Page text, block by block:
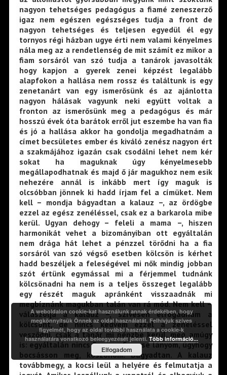
nagyon tehetséges pedagógus a fiamé zeneszerző
igaz nem egészen egészséges tudja a front de
nagyon tehetséges és teljesen egyedül él egy
tornyos régi házban ugye érti nem valami kényelmes
nála meg az a rendetlenség de mit számít ez mikor a
fiam sorsáról van szó tudja a tanárok javasolták
hogy kapjon a gyerek zenei képzést legalább
alapfokon a hallása nem rossz és találtunk is egy
zenetanárt van egy ismerősünk és az ajánlotta
nagyon hálásak vagyunk neki együtt voltak a
fronton az ismerősünk meg a pedagógus és már
hosszú évek óta barátok erről jut eszembe ha van fia
és jó a hallása akkor ha gondolja megadhatnám a
címet becsületes ember és kiváló zenész nagyon ért
a szakmájához igazán csak csodálni lehet nem kér
sokat ha maguknak úgy kényelmesebb
megállapodhatnak és majd ő jár magukhoz nem esik
nehezére annál is inkább mert így maguk is
olcsóbban jönnek ki hadd írjam fel a címüket. Nem
kell – mondja bágyadtan a kalauz –, az ördögbe
ezzel az egész zenéléssel, csak ez a barkarola mibe
kerül. Ugyan dehogy – feleli a mama –, hiszen
harmonikát vehet a bizományiban ott egyáltalán
nem drága hát lehet a pénzzel törődni ha a fia
sorsáról van szó végső esetben kölcsön is kérhet
hadd beszéljek a feleségével mi nők mindig jobban
szót értünk egymással mi a férjemmel tudnánk
kölcsönadni ha nem is a teljes összeget legalább
egy részét maguk apránként visszaadnák mi
megbíznánk magukban talán van rá mód. Nem kell –
válaszolja a kalauz –, szívesen elfogadnám a
kölcsönt, de nincs kedvem ezzel a zenéléssel
vesződni, csak a tanár mi pénzbe kerül, meg amúgy
is: egyáltalán nincs fiam, se fiam, se lányom, úgyhogy
bocsásson meg, köszönöm. Bágyadtan. A kalauz
továbbmegy, a kocsi leül a helyére és felmutatja a
A weboldalon cookie-kat használunk annak érdekében, hogy
megkönnyítsük Önnek az oldal használatát. Felhívjuk szíves
figyelmét, hogy az oldal további használata a cookie-k
használatára vonatkozó beleegyezését jelenti.Több információ...
Elfogadom